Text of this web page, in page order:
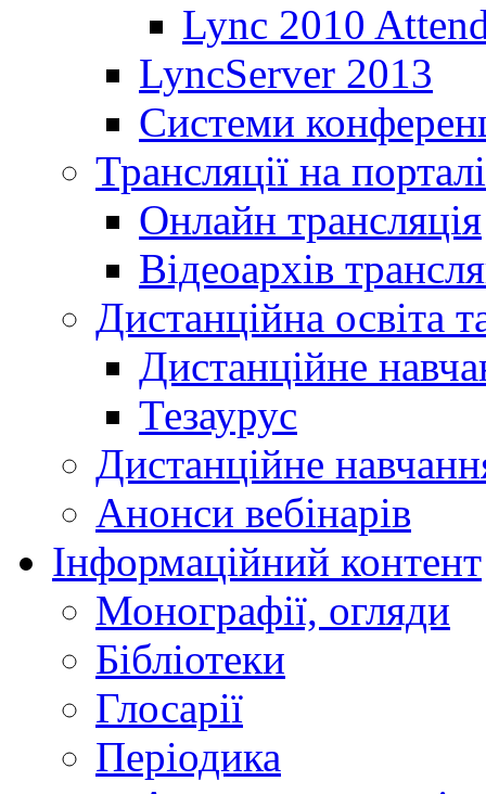
Lync 2010
LyncServer 2013
Системи
Трансляції на порталі
Онлайн трансляція
Відеоархів
Дистанційна освіта
Дистанційне
Тезаурус
Дистанційне
Анонси вебінарів
Інформаційний контент
Монографії, огляди
Бібліотеки
Глосарії
Періодика